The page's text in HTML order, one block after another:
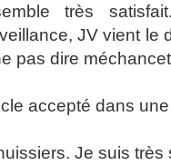
très
JV vient
pas dire
accepté dans
Je suis très